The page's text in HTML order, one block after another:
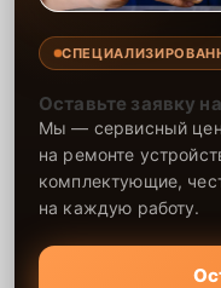
Оставьте заявку
Мы — сервисный
на ремонте
комплектующие,
на каждую работу.